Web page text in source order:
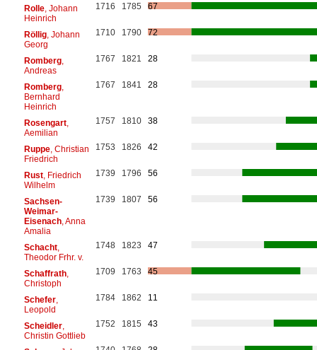
Rolle, Johann
Heinrich
1716 1785 67
Röllig, Johann
Georg
1710 1790 72
Romberg,
Andreas
1767 1821 28
Romberg,
Bernhard
Heinrich
1767 1841 28
Rosengart,
Aemilian
1757 1810 38
Ruppe, Christian
Friedrich
1753 1826 42
Rust, Friedrich
Wilhelm
1739 1796 56
Sachsen-
Weimar-
Eisenach, Anna
Amalia
1739 1807 56
Schacht,
Theodor Frhr. v.
1748 1823 47
Schaffrath,
Christoph
1709 1763 45
Schefer,
Leopold
1784 1862 11
Scheidler,
Christin Gottlieb
1752 1815 43